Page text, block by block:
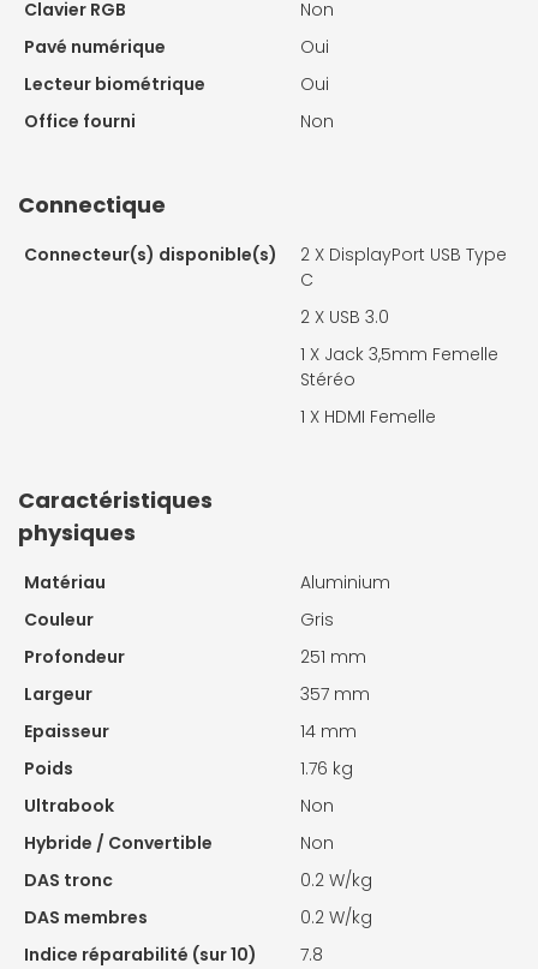
Clavier RGB
Non
Pavé numérique
Oui
Lecteur biométrique
Oui
Office fourni
Non
Connectique
Connecteur(s) disponible(s) 2 X DisplayPort USB Type
C
2 X USB 3.0
1 X Jack 3,5mm Femelle
Stéréo
1 X HDMI Femelle
Caractéristiques
physiques
Matériau
Aluminium
Couleur
Gris
Profondeur
251 mm
Largeur
357 mm
Epaisseur
14 mm
Poids
1.76 kg
Ultrabook
Non
Hybride / Convertible
Non
DAS tronc
0.2 W/kg
DAS membres
0.2 W/kg
Indice réparabilité (sur 10)
7.8